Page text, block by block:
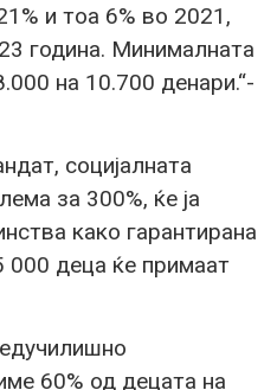
и тоа 6% во 2021,
година. Минималната
на 10.700 денари.“-
социјалната
за 300%, ќе ја
како гарантирана
деца ќе примаат
60% од децата на